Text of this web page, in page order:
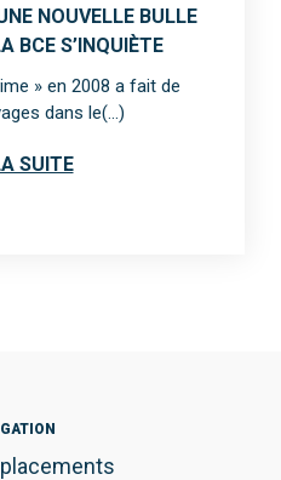
NOUVELLE BULLE
BCE S’INQUIÈTE
» en 2008 a fait de
dans le(...)
SUITE